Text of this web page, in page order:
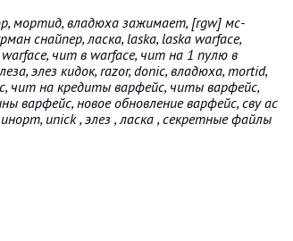
мортид, владюха зажимает, [rgw] мс-
снайпер, ласка, laska, laska warface,
чит в warface, чит на 1 пулю в
элез кидок, razor, donic, владюха, mortid,
чит на кредиты варфейс, читы варфейс,
варфейс, новое обновление варфейс, сву ас
unick , элез , ласка , секретные файлы